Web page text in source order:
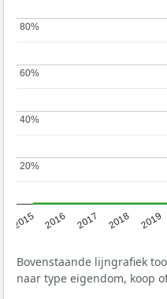
2015 2016 2017 2018 2019
20%
20%
40%
40%
60%
60%
80%
80%
Bovenstaande lijngrafiek
naar type eigendom, koop